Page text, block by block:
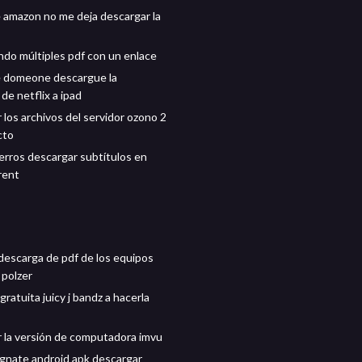
no me deja descargar la
múltiples pdf con un enlace
descargue la
netflix a ipad
los archivos del servidor ozono 2
descargar subtítulos en
de pdf de los equipos
juicy j bandz a hacerla
la versión de computadora imvu
android apk descargar